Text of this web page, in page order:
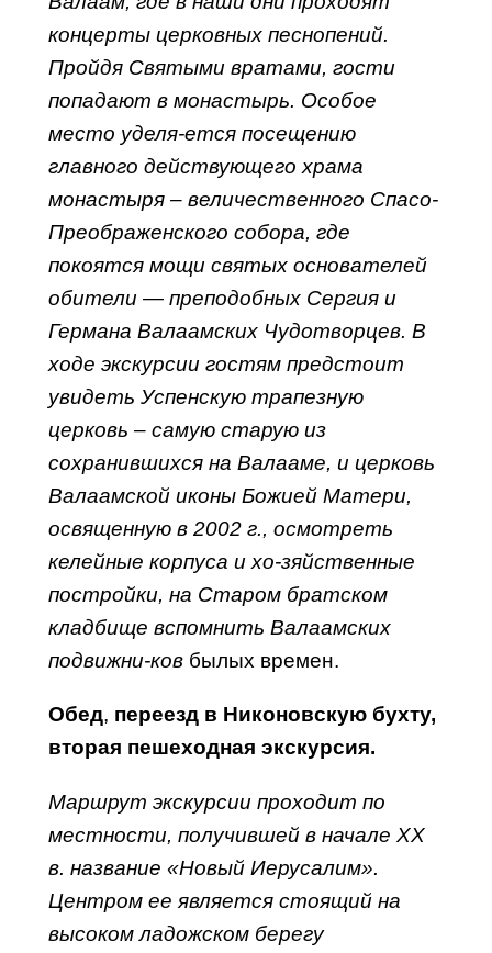
концерты церковных песнопений.
Пройдя Святыми вратами, гости
попадают в монастырь. Особое
место уделя-ется посещению
главного действующего храма
монастыря – величественного Спасо-
Преображенского собора, где
покоятся мощи святых основателей
обители — преподобных Сергия и
Германа Валаамских Чудотворцев. В
ходе экскурсии гостям предстоит
увидеть Успенскую трапезную
церковь – самую старую из
сохранившихся на Валааме, и церковь
Валаамской иконы Божией Матери,
освященную в 2002 г., осмотреть
келейные корпуса и хо-зяйственные
постройки, на Старом братском
кладбище вспомнить Валаамских
подвижни-ков былых времен.
Обед, переезд в Никоновскую бухту,
вторая пешеходная экскурсия.
Маршрут экскурсии проходит по
местности, получившей в начале ХХ
в. название «Новый Иерусалим».
Центром ее является стоящий на
высоком ладожском берегу